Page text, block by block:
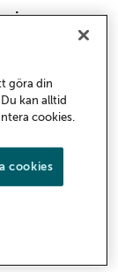
bastjänster
styrsystem.
göra din
kan alltid
cookies.
cookies